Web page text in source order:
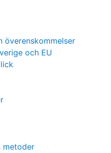
överenskommelser
och EU
metoder